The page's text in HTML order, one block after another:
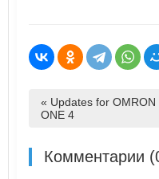
« Updates for OMRON
ONE 4
Комментарии